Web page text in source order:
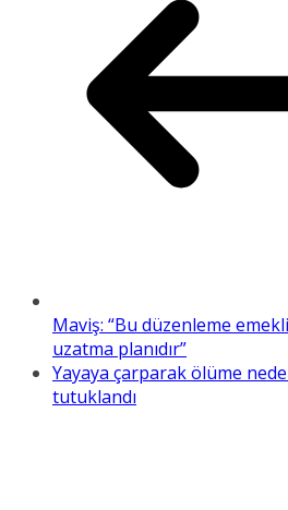
Maviş: “Bu düzenleme
uzatma planıdır”
Yayaya çarparak ölüme
tutuklandı